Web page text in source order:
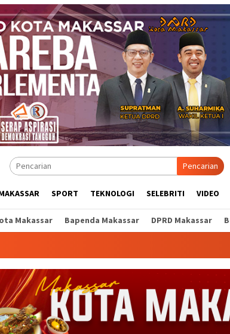
Pencarian
SPORT TEKNOLOGI SELEBRITI VIDEO
Makassar Bapenda Makassar DPRD Makassar